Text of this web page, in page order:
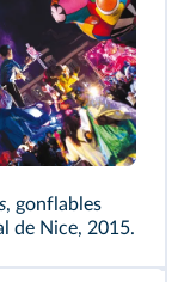
, gonflables
de Nice, 2015.